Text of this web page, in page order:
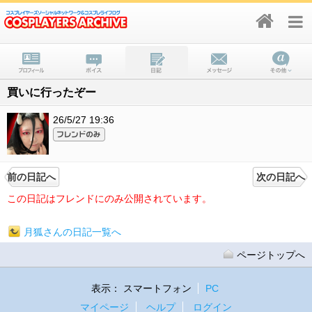
買いに行ったぞー
26/5/27 19:36
前の日記へ
次の日記へ
この日記はフレンドにのみ公開されています。
月狐さんの日記一覧へ
ページトップへ
表示： スマートフォン
PC
マイページ
ヘルプ ログイン